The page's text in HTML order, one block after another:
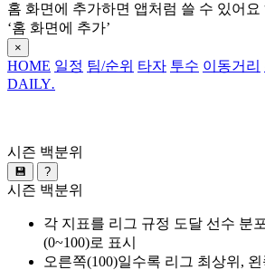
홈 화면에 추가하면 앱처럼 쓸 수 있어요
‘홈 화면에 추가’
×
HOME 일정 팀/순위 타자 투수 이동거리
DAILY.
시즌 백분위
💾 ?
시즌 백분위
각 지표를 리그 규정 도달 선수 분
(0~100)로 표시
오른쪽(100)일수록 리그 최상위,